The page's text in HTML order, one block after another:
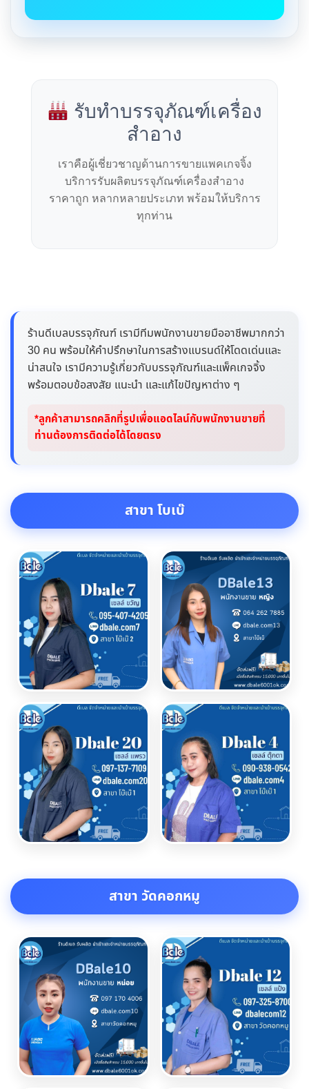
รับทำบรรจุภัณฑ์เครื่อง
สำอาง
เราคือผู้เชี่ยวชาญด้านการขายแพคเกจจิ้ง
บริการรับผลิตบรรจุภัณฑ์เครื่องสำอาง
ราคาถูก หลากหลายประเภท พร้อมให้บริการ
ทุกท่าน
ร้านดีเบลบรรจุภัณฑ์ เรามีทีมพนักงานขายมืออาชีพมากกว่า
30 คน พร้อมให้คำปรึกษาในการสร้างแบรนด์ให้โดดเด่นและ
น่าสนใจ เรามีความรู้เกี่ยวกับบรรจุภัณฑ์และแพ็คเกจจิ้ง
พร้อมตอบข้อสงสัย แนะนำ และแก้ไขปัญหาต่าง ๆ
*ลูกค้าสามารถคลิกที่รูปเพื่อแอดไลน์กับพนักงานขายที่
ท่านต้องการติดต่อได้โดยตรง
สาขา โบเบ๊
สาขา วัดคอกหมู